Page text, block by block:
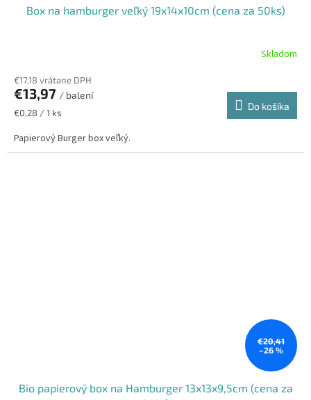
Box na hamburger veľký 19x14x10cm (cena za 50ks)
Skladom
€17,18 vrátane DPH
€13,97 / balení
Jednotková
€0,28 / 1 ks
Do košíka
Papierový Burger box veľký.
€20,41
–26 %
Bio papierový box na Hamburger 13x13x9,5cm (cena za